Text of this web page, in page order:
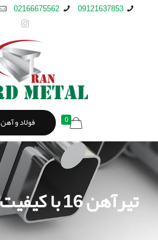
09121637853
02166675562
0 فولاد و آهن
تیرآهن 16 با کیفیت